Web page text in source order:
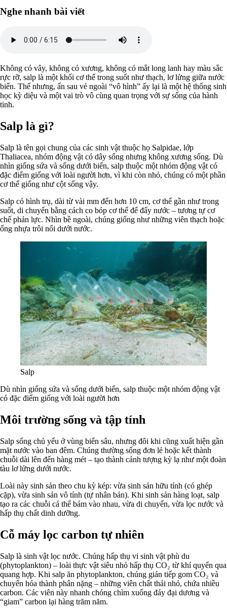
Nghe nhanh bài viết
Không có vây, không có xương, không có mắt long lanh hay màu sắc
rực rỡ, salp là một khối cơ thể trong suốt như thạch, lơ lửng giữa nước
biển. Thế nhưng, ẩn sau vẻ ngoài “vô hình” ấy lại là một hệ thống sinh
học kỳ diệu và một vai trò vô cùng quan trọng với sự sống của hành
tinh.
Salp là gì?
Salp là tên gọi chung của các sinh vật thuộc họ Salpidae, lớp
Thaliacea, nhóm động vật có dây sống nhưng không xương sống. Dù
nhìn giống sứa và sống dưới biển, salp thuộc một nhóm động vật có
đặc điểm giống với loài người hơn, vì khi còn nhỏ, chúng có một phần
cơ thể giống như cột sống vậy.
Salp có hình trụ, dài từ vài mm đến hơn 10 cm, cơ thể gần như trong
suốt, di chuyển bằng cách co bóp cơ thể để đẩy nước – tương tự cơ
chế phản lực. Nhìn bề ngoài, chúng giống như những viên thạch hoặc
ống nhựa trôi nổi dưới nước.
Salp
Dù nhìn giống sứa và sống dưới biển, salp thuộc một nhóm động vật
có đặc điểm giống với loài người hơn
Môi trường sống và tập tính
Salp sống chủ yếu ở vùng biển sâu, nhưng đôi khi cũng xuất hiện gần
mặt nước vào ban đêm. Chúng thường sống đơn lẻ hoặc kết thành
chuỗi dài lên đến hàng mét – tạo thành cảnh tượng kỳ lạ như một đoàn
tàu lơ lửng dưới nước.
Loài này sinh sản theo chu kỳ kép: vừa sinh sản hữu tính (có ghép
cặp), vừa sinh sản vô tính (tự nhân bản). Khi sinh sản hàng loạt, salp
tạo ra các chuỗi cá thể bám vào nhau, vừa di chuyển, vừa lọc nước và
hấp thụ chất dinh dưỡng.
Cỗ máy lọc carbon tự nhiên
Salp là sinh vật lọc nước. Chúng hấp thụ vi sinh vật phù du
(phytoplankton) – loài thực vật siêu nhỏ hấp thụ CO₂ từ khí quyển qua
quang hợp. Khi salp ăn phytoplankton, chúng gián tiếp gom CO₂ và
chuyển hóa thành phân nặng – những viên chất thải nhỏ, chứa nhiều
carbon. Các viên này nhanh chóng chìm xuống đáy đại dương và
“giam” carbon lại hàng trăm năm.